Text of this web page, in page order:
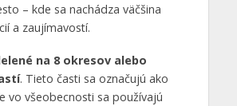
– kde sa nachádza väčšina
a zaujímavostí.
na 8 okresov alebo
. Tieto časti sa označujú ako
vo všeobecnosti sa používajú